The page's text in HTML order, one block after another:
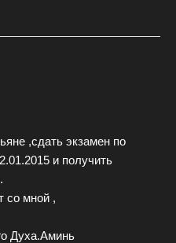
,сдать экзамен по
и получить
со мной ,
Духа.Аминь